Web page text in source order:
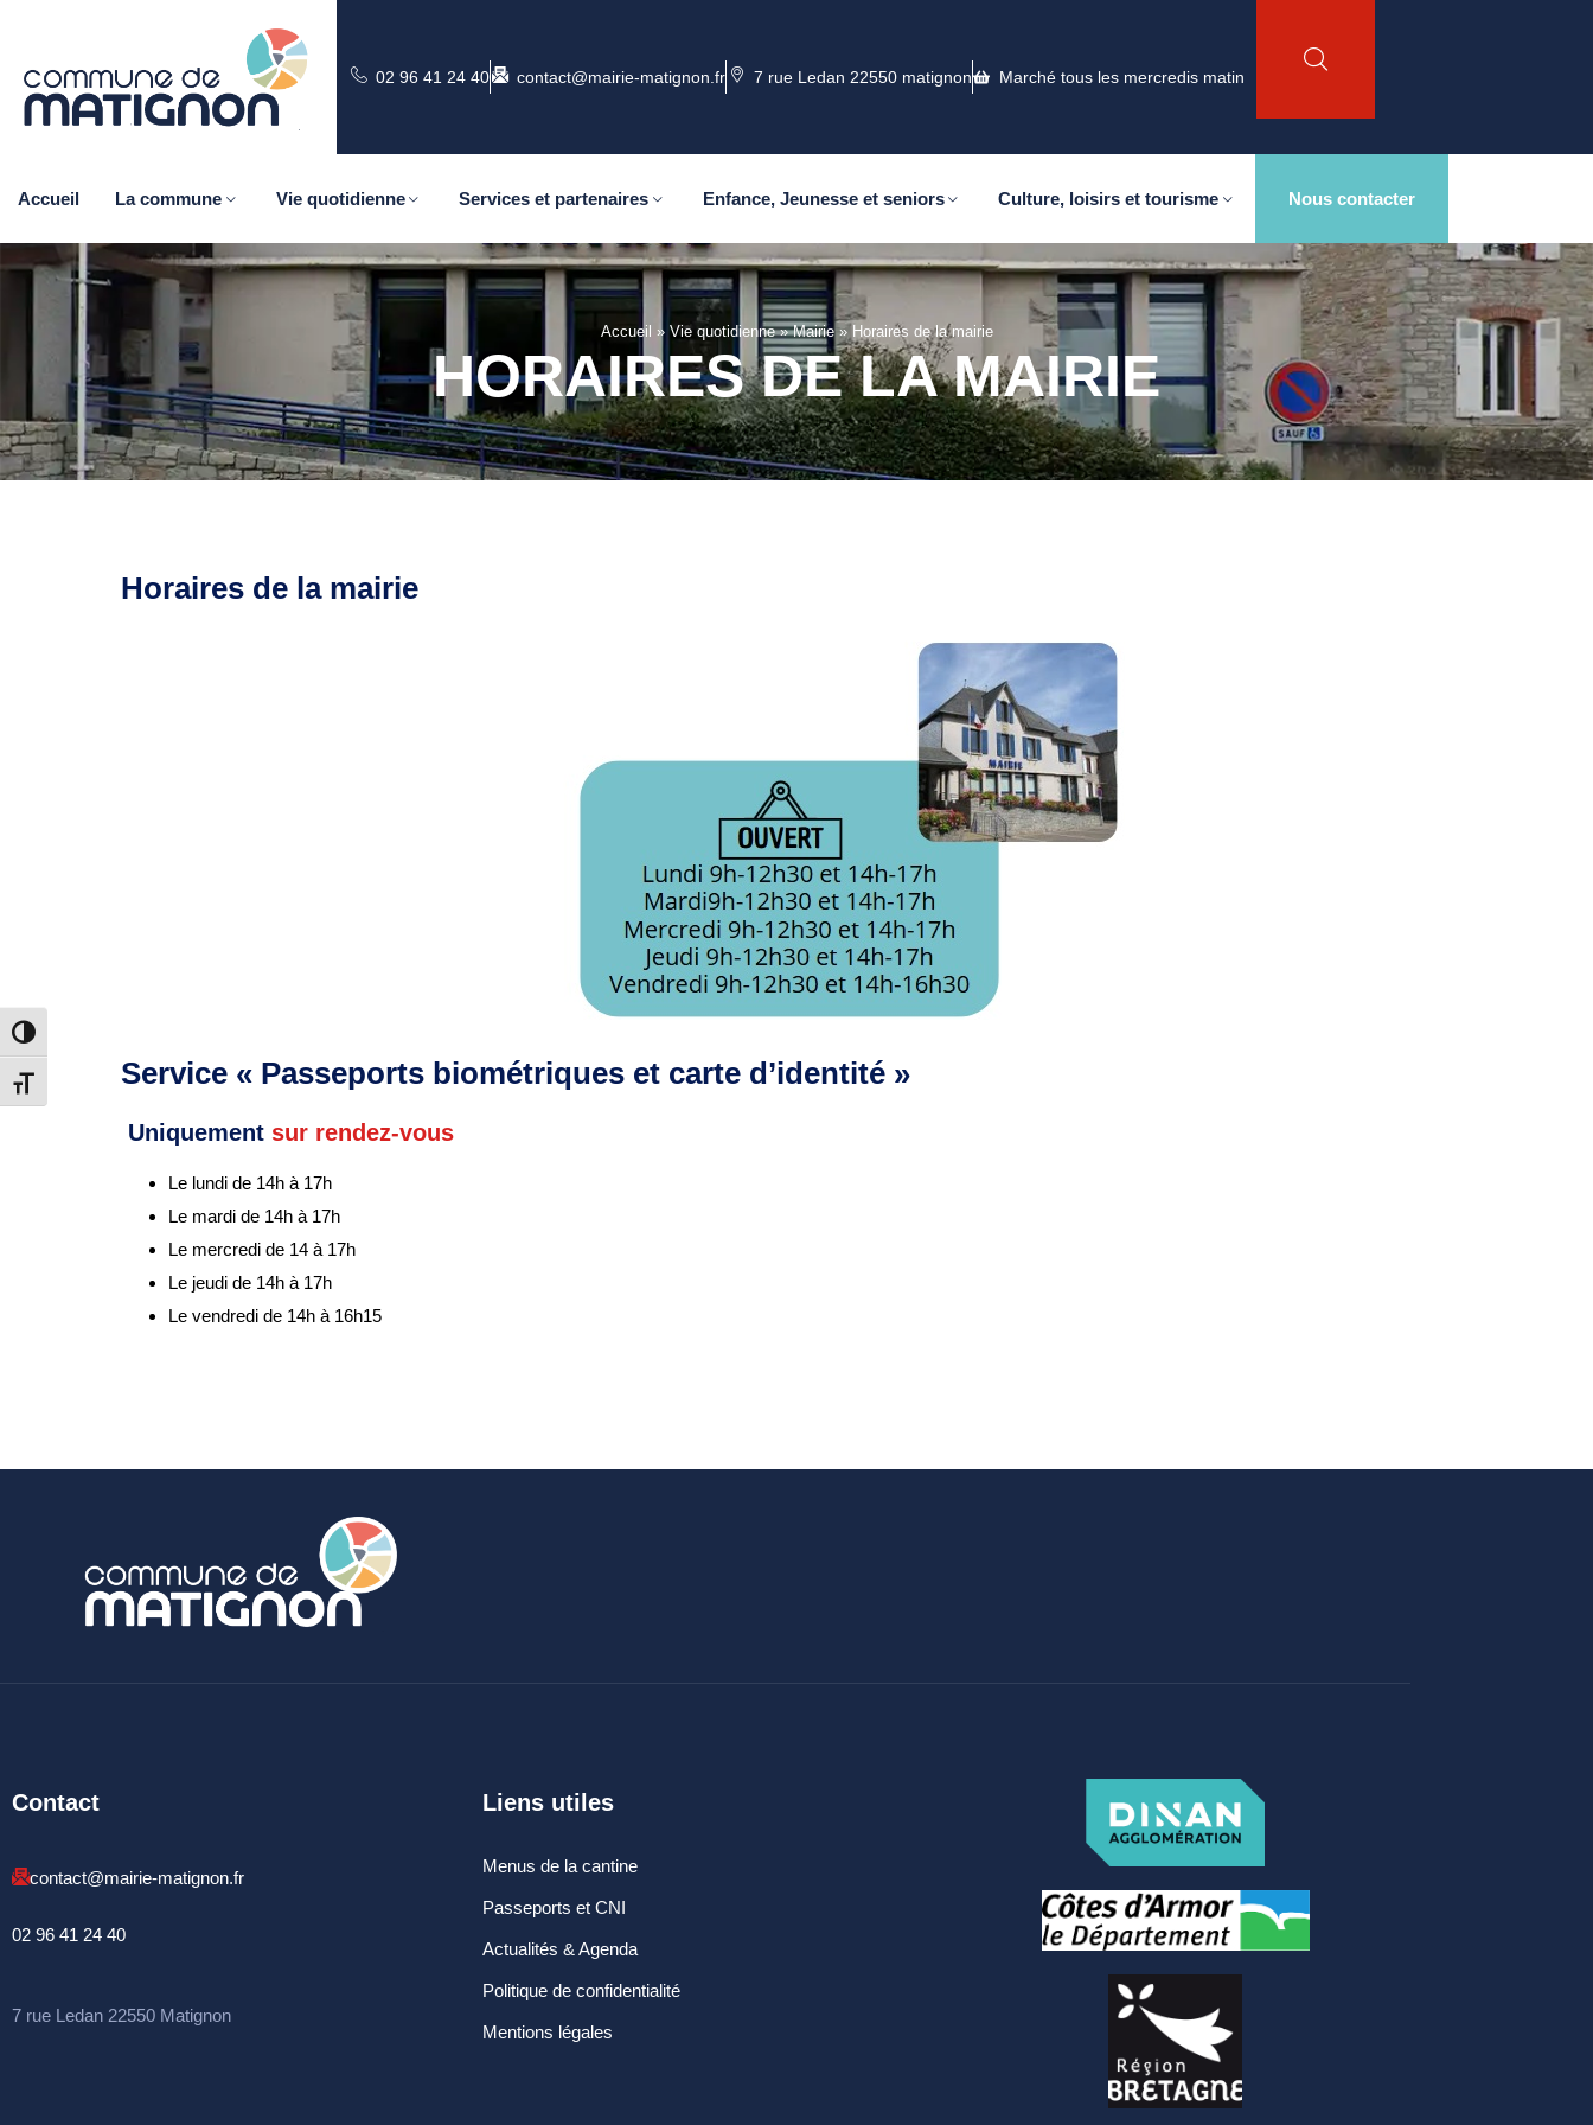
Passer en contraste élevé
Changer la taille de la police
02 96 41 24 40 contact@mairie-matignon.fr 7 rue Ledan 22550 matignon Marché tous les mercredis matin
Accueil La commune Vie quotidienne Services et partenaires Enfance, Jeunesse et seniors Culture, loisirs et tourisme Nous contacter
Accueil » Vie quotidienne»Mairie» Horaires de la mairie
HORAIRES DE LA MAIRIE
Horaires de la mairie
Service « Passeports biométriques et carte d’identité »
Uniquement sur rendez-vous
Le lundi de 14h à 17h
Le mardi de 14h à 17h
Le mercredi de 14 à 17h
Le jeudi de 14h à 17h
Le vendredi de 14h à 16h15
Contact
contact@mairie-matignon.fr
02 96 41 24 40
7 rue Ledan 22550 Matignon
Liens utiles
Menus de la cantine
Passeports et CNI
Actualités & Agenda
Politique de confidentialité
Mentions légales